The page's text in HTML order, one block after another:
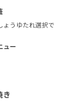
ょうゆたれ選択で
ュー
き